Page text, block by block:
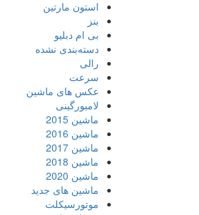
استون مارتین
بنز
بی ام دبلیو
دسته‌بندی نشده
رالی
سرعت
عکس های ماشین
لامبورگینی
ماشین 2015
ماشین 2016
ماشین 2017
ماشین 2018
ماشین 2020
ماشین های جدید
موتورسیکلت